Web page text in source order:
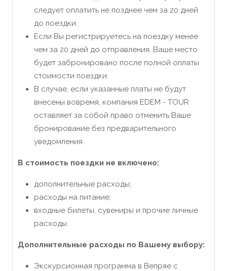
следует оплатить не позднее чем за 20 дней
до поездки.
Если Вы регистрируетесь на поездку менее
чем за 20 дней до отправления, Ваше место
будет забронировано после полной оплаты
стоимости поездки.
В случае, если указанные платы не будут
внесены вовремя, компания EDEM - TOUR
оставляет за собой право отменить Ваше
бронирование без предварительного
уведомления.
В стоимость поездки не включено:
дополнительные расходы;
расходы на питание;
входные билеты, сувениры и прочие личные
расходы.
Дополнительные расходы по Вашему выбору:
Экскурсионная программа в Вепряе с